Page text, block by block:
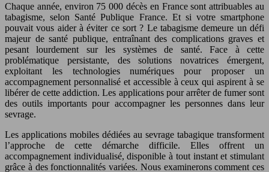
Chaque année, environ 75 000 décès en France sont attribuables au
tabagisme, selon Santé Publique France. Et si votre smartphone
pouvait vous aider à éviter ce sort ? Le tabagisme demeure un défi
majeur de santé publique, entraînant des complications graves et
pesant lourdement sur les systèmes de santé. Face à cette
problématique persistante, des solutions novatrices émergent,
exploitant les technologies numériques pour proposer un
accompagnement personnalisé et accessible à ceux qui aspirent à se
libérer de cette addiction. Les applications pour arrêter de fumer sont
des outils importants pour accompagner les personnes dans leur
sevrage.
Les applications mobiles dédiées au sevrage tabagique transforment
l’approche de cette démarche difficile. Elles offrent un
accompagnement individualisé, disponible à tout instant et stimulant
grâce à des fonctionnalités variées. Nous examinerons comment ces